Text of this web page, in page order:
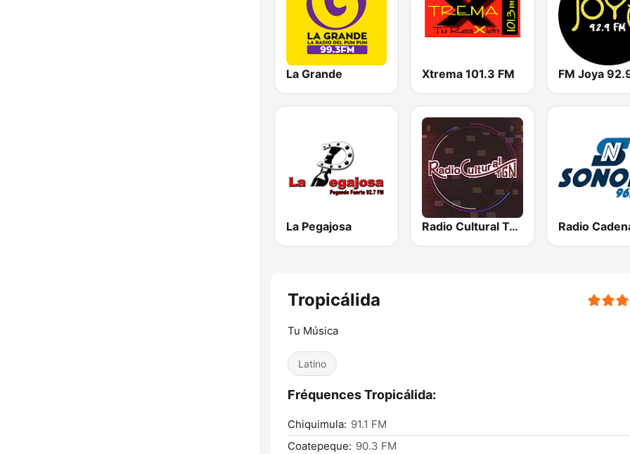
La Grande Xtrema 101.3 FM FM Joya
La Pegajosa Radio Cultural TGN
Tropicálida
Tu Música
Latino
Fréquences Tropicálida:
Chiquimula: 91.1 FM
Coatepeque: 90.3 FM